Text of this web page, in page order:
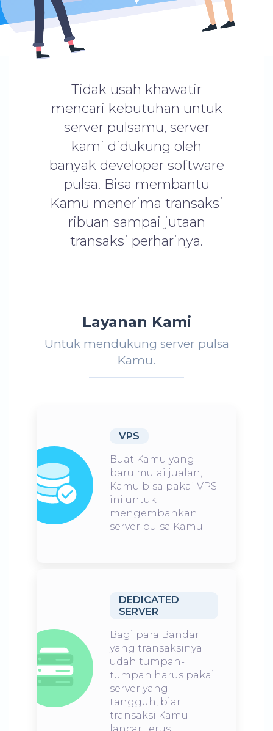
Tidak usah khawatir
mencari kebutuhan untuk
server pulsamu, server
kami didukung oleh
banyak developer software
pulsa. Bisa membantu
Kamu menerima transaksi
ribuan sampai jutaan
transaksi perharinya.
Layanan Kami
Untuk mendukung server pulsa
Kamu.
VPS
Buat Kamu yang
baru mulai jualan,
Kamu bisa pakai VPS
ini untuk
mengembankan
server pulsa Kamu.
DEDICATED
SERVER
Bagi para Bandar
yang transaksinya
udah tumpah-
tumpah harus pakai
server yang
tangguh, biar
transaksi Kamu